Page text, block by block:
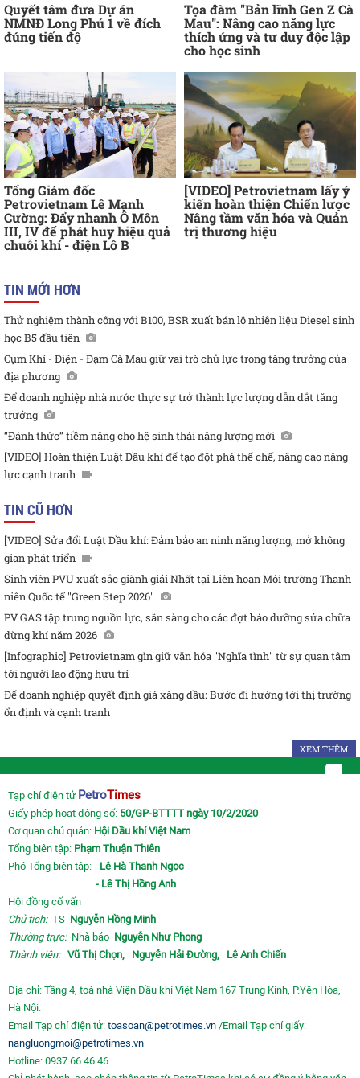
Quyết tâm đưa Dự án
NMNĐ Long Phú 1 về đích
đúng tiến độ
Tọa đàm "Bản lĩnh Gen Z Cà
Mau": Nâng cao năng lực
thích ứng và tư duy độc lập
cho học sinh
Tổng Giám đốc
Petrovietnam Lê Mạnh
Cường: Đẩy nhanh Ô Môn
III, IV để phát huy hiệu quả
chuỗi khí - điện Lô B
[VIDEO] Petrovietnam lấy ý
kiến hoàn thiện Chiến lược
Nâng tầm văn hóa và Quản
trị thương hiệu
TIN MỚI HƠN
Thử nghiệm thành công với B100, BSR xuất bán lô nhiên liệu Diesel sinh
học B5 đầu tiên
Cụm Khí - Điện - Đạm Cà Mau giữ vai trò chủ lực trong tăng trưởng của
địa phương
Để doanh nghiệp nhà nước thực sự trở thành lực lượng dẫn dắt tăng
trưởng
“Đánh thức” tiềm năng cho hệ sinh thái năng lượng mới
[VIDEO] Hoàn thiện Luật Dầu khí để tạo đột phá thể chế, nâng cao năng
lực cạnh tranh
TIN CŨ HƠN
[VIDEO] Sửa đổi Luật Dầu khí: Đảm bảo an ninh năng lượng, mở không
gian phát triển
Sinh viên PVU xuất sắc giành giải Nhất tại Liên hoan Môi trường Thanh
niên Quốc tế "Green Step 2026"
PV GAS tập trung nguồn lực, sẵn sàng cho các đợt bảo dưỡng sửa chữa
dừng khí năm 2026
[Infographic] Petrovietnam gìn giữ văn hóa "Nghĩa tình" từ sự quan tâm
tới người lao động hưu trí
Để doanh nghiệp quyết định giá xăng dầu: Bước đi hướng tới thị trường
ổn định và cạnh tranh
XEM THÊM
Tạp chí điện tử PetroTimes
Giấy phép hoạt động số: 50/GP-BTTTT ngày 10/2/2020
Cơ quan chủ quản: Hội Dầu khí Việt Nam
Tổng biên tập: Phạm Thuận Thiên
Phó Tổng biên tập: - Lê Hà Thanh Ngọc
- Lê Thị Hồng Anh
Hội đồng cố vấn
Chủ tịch:TS Nguyễn Hồng Minh
Thường trực: Nhà báo Nguyễn Như Phong
Thành viên: Vũ Thị Chọn, Nguyễn Hải Đường, Lê Anh Chiến
Địa chỉ: Tầng 4, toà nhà Viện Dầu khí Việt Nam 167 Trung Kính, P.Yên Hòa,
Hà Nội.
Email Tạp chí điện tử: toasoan@petrotimes.vn /Email Tạp chí giấy:
nangluongmoi@petrotimes.vn
Hotline: 0937.66.46.46